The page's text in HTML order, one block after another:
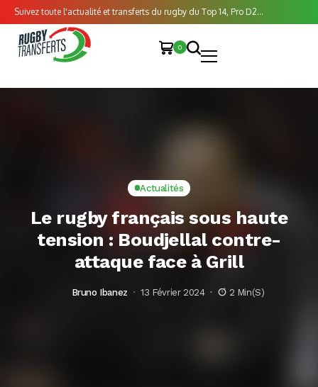
Suivez toute l'actualité et transferts du rugby du Top 14, Pro D2...
0
Actualités
Le rugby français sous haute
tension : Boudjellal contre-
attaque face à Grill
Bruno Ibanez 13 Février 2024 2 Min(s)